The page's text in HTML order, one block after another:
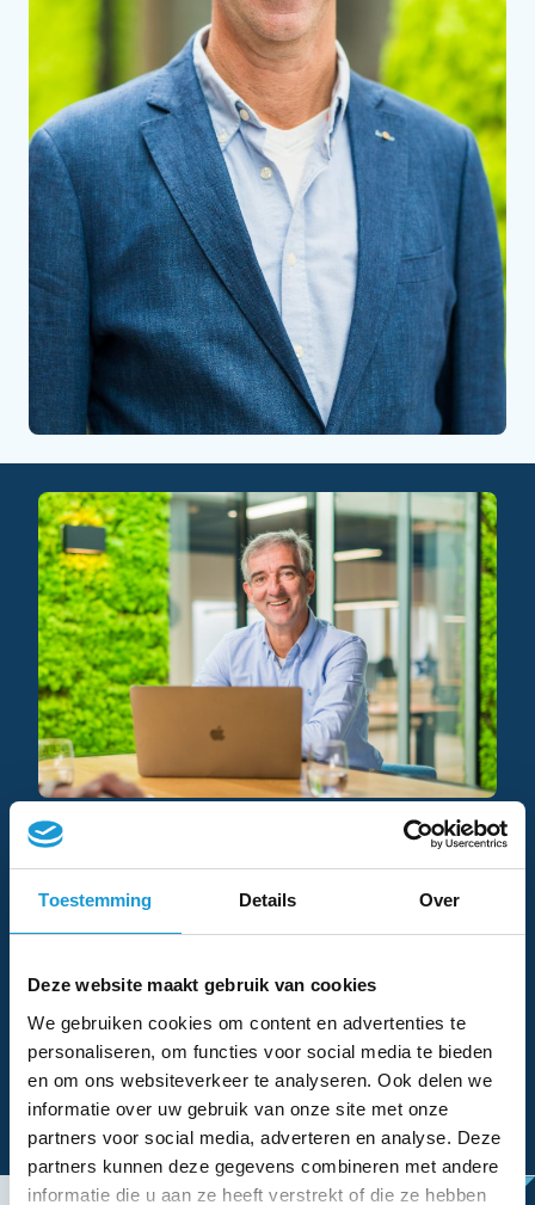
Toestemming Details Over
Deze website maakt gebruik van cookies
We gebruiken cookies om content en advertenties te
personaliseren, om functies voor social media te bieden
en om ons websiteverkeer te analyseren. Ook delen we
informatie over uw gebruik van onze site met onze
partners voor social media, adverteren en analyse. Deze
partners kunnen deze gegevens combineren met andere
informatie die u aan ze heeft verstrekt of die ze hebben
Ondernemen blijft een uitdaging. Ondernemen is niet
domweg “geld verdienen”. Als ondernemer krijg je
veel op je bord. Zo moet je als beginnend
ondernemer al nadenken over de verkoop van je
bedrijf.
Ik ben een eerlijke, betrokken en positieve
professional en jouw belangen zijn die van mij,
waarbij ik je mogelijkheden bied die passen bij jou als
ondernemer.